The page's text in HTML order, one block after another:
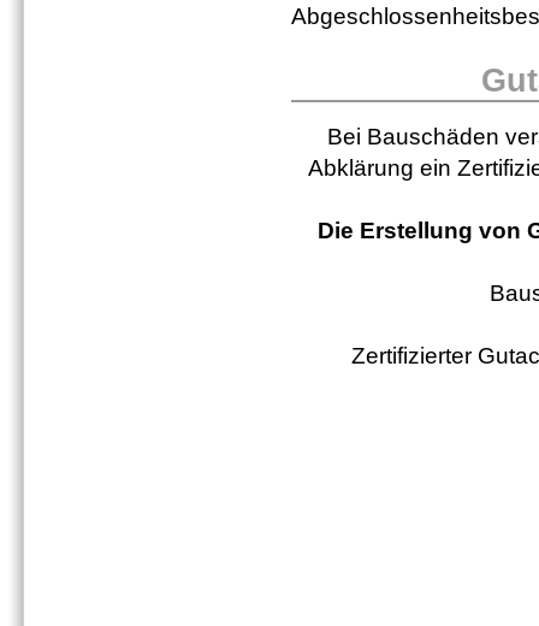
Bei Bauschäden
Abklärung ein
Die Erstellung von
Zertifizierter